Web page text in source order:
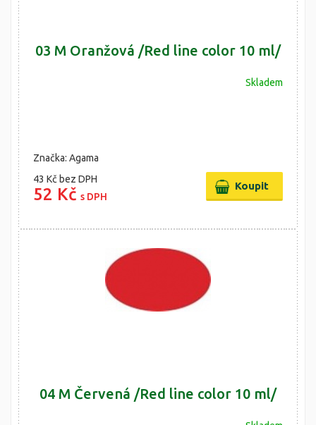
03 M Oranžová /Red line color 10 ml/
Skladem
Značka: Agama
43 Kč bez DPH
52 Kč s DPH
04 M Červená /Red line color 10 ml/